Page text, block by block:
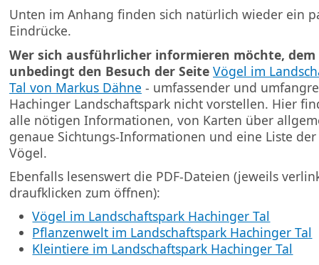
Unten im Anhang finden sich natürlich wieder ein
Eindrücke.
Wer sich ausführlicher informieren möchte,
unbedingt den Besuch der Seite Vögel im
Tal von Markus Dähne - umfassender und
Hachinger Landschaftspark nicht vorstellen. Hier
alle nötigen Informationen, von Karten über
genaue Sichtungs-Informationen und eine Liste
Vögel.
Ebenfalls lesenswert die PDF-Dateien (jeweils
draufklicken zum öffnen):
Vögel im Landschaftspark Hachinger Tal
Pflanzenwelt im Landschaftspark Hachinger Tal
Kleintiere im Landschaftspark Hachinger Tal